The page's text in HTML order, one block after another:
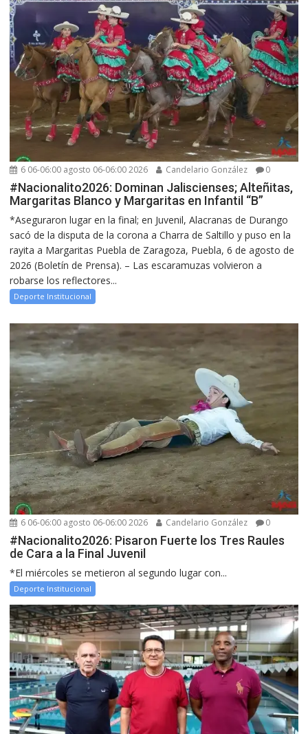
6 06-06:00 agosto 06-06:00 2026 Candelario González 0
#Nacionalito2026: Dominan Jaliscienses; Alteñitas,
Margaritas Blanco y Margaritas en Infantil “B”
*Aseguraron lugar en la final; en Juvenil, Alacranas de Durango
sacó de la disputa de la corona a Charra de Saltillo y puso en la
rayita a Margaritas Puebla de Zaragoza, Puebla, 6 de agosto de
2026 (Boletín de Prensa). – Las escaramuzas volvieron a
robarse los reflectores...
Deporte Institucional
6 06-06:00 agosto 06-06:00 2026 Candelario González 0
#Nacionalito2026: Pisaron Fuerte los Tres Raules
de Cara a la Final Juvenil
*El miércoles se metieron al segundo lugar con...
Deporte Institucional